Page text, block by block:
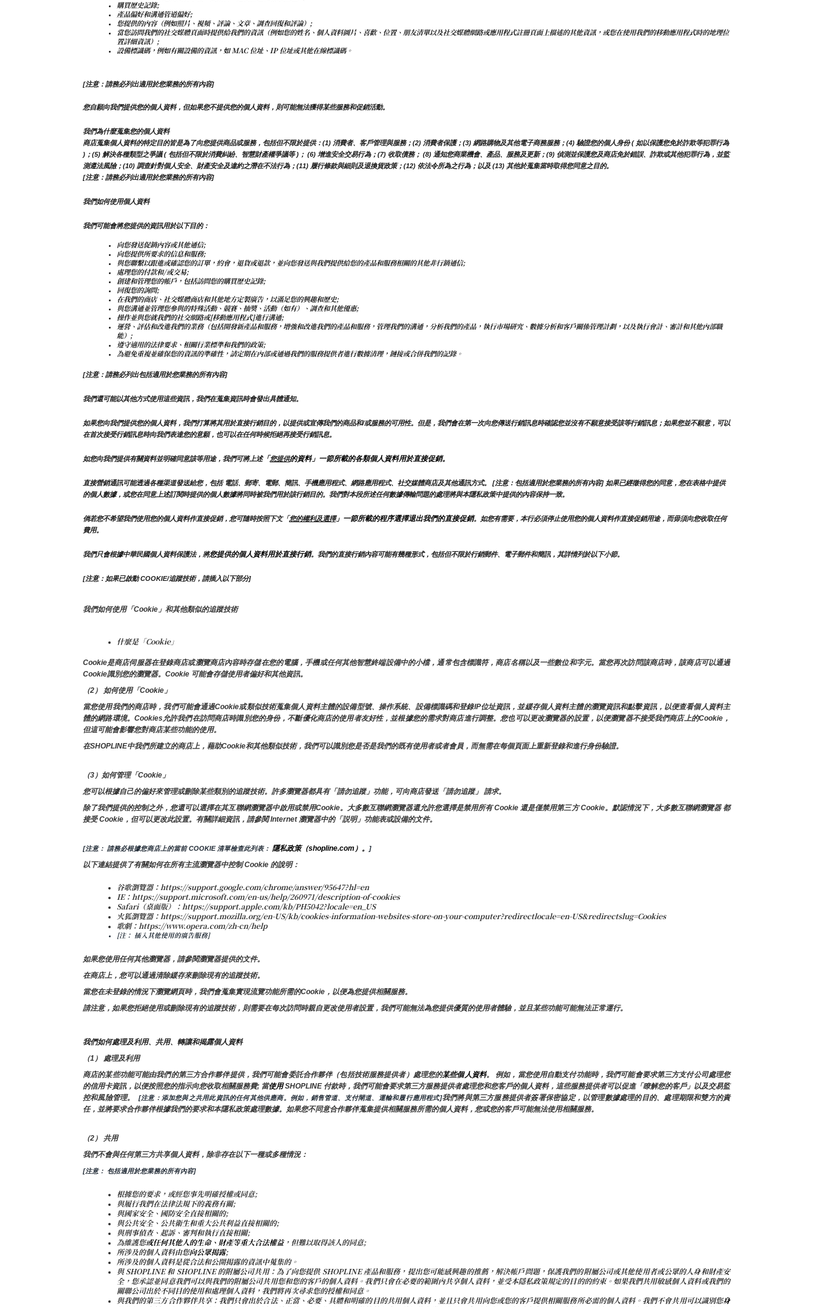
購買歷史記錄;
產品偏好和溝通管道偏好;
您提供的內容（例如照片、視頻、評論、文章、調查回復和評論）;
當您訪問我們的社交媒體頁面時提供給我們的資訊（例如您的姓名、個人資料圖片、喜歡、位置、朋友清單以及社交媒體網路或應用程式註冊頁面上描述的其他資訊，或您在使用我們的移動應用程式時的地理位
置詳細資訊）;
設備標識碼，例如有關設備的資訊，如 MAC 位址、IP 位址或其他在線標識碼。
[注意：請務必列出適用於您業務的所有內容]
您自願向我們提供您的個人資料，但如果您不提供您的個人資料，則可能無法獲得某些服務和促銷活動。
我們為什麼蒐集您的個人資料
商店蒐集個人資料的特定目的皆是為了向您提供商品或服務，包括但不限於提供：(1) 消費者、客戶管理與服務；(2) 消費者保護；(3) 網路購物及其他電子商務服務；(4) 驗證您的個人身份 ( 如以保護您免於詐欺等犯罪行為
)；(5) 解決各種類型之爭議 ( 包括但不限於消費糾紛、智慧財產權爭議等 )； (6) 增進安全交易行為；(7) 收取債務； (8) 通知您商業機會、產品、服務及更新；(9) 偵測並保護您及商店免於錯誤、詐欺或其他犯罪行為，並監
測遵法風險；(10) 調查針對個人安全、財產安全及違約之潛在不法行為；(11) 履行條款與細則及退換貨政策；(12) 依法令所為之行為；以及 (13) 其他於蒐集當時取得您同意之目的。
[注意：請務必列出適用於您業務的所有內容]
我們如何使用個人資料
我們可能會將您提供的資訊用於以下目的：
向您發送促銷內容或其他通信;
向您提供所要求的信息和服務;
與您聯繫以跟進或確認您的訂單，約會，退貨或退款，並向您發送與我們提供給您的產品和服務相關的其他非行銷通信;
處理您的付款和/或交易;
創建和管理您的帳戶，包括訪問您的購買歷史記錄;
回復您的詢問;
在我們的商店、社交媒體商店和其他地方定製廣告，以滿足您的興趣和歷史;
與您溝通並管理您參與的特殊活動、競賽、抽獎、活動（如有）、調查和其他優惠;
操作並與您就我們的社交網路或[移動應用程式]進行溝通;
運營、評估和改進我們的業務（包括開發新產品和服務，增強和改進我們的產品和服務，管理我們的溝通，分析我們的產品，執行市場研究、數據分析和客戶關係管理計劃，以及執行會計、審計和其他內部職
能）;
遵守適用的法律要求、相關行業標準和我們的政策;
為避免重複並確保您的資訊的準確性，請定期在內部或通過我們的服務提供者進行數據清理，鏈接或合併我們的記錄。
[注意：請務必列出包括適用於您業務的所有內容]
我們還可能以其他方式使用這些資訊，我們在蒐集資訊時會發出具體通知。
如果您向我們提供您的個人資料，我們打算將其用於直接行銷目的，以提供或宣傳我們的商品和/或服務的可用性。但是，我們會在第一次向您傳送行銷訊息時確認您並沒有不願意接受該等行銷訊息；如果您並不願意，可以
在首次接受行銷訊息時向我們表達您的意願，也可以在任何時候拒絕再接受行銷訊息。
如您向我們提供有關資料並明確同意該等用途，我們可將上述「您提供的資料」一節所載的各類個人資料用於直接促銷。
直接營銷通訊可能透過各種渠道發送給您，包括 電話、郵寄、電郵、簡訊、手機應用程式、網路應用程式、社交媒體商店及其他通訊方式。 [注意：包括適用於您業務的所有內容] 如果已經徵得您的同意，您在表格中提供
的個人數據，或您在同意上述訂閱時提供的個人數據將同時被我們用於該行銷目的。我們對本段所述任何數據傳輸問題的處理將與本隱私政策中提供的內容保持一致。
倘若您不希望我們使用您的個人資料作直接促銷，您可隨時按照下文「您的權利及選擇」一節所載的程序選擇退出我們的直接促銷。如您有需要，本行必須停止使用您的個人資料作直接促銷用途，而毋須向您收取任何
費用。
我們只會根據中華民國個人資料保護法，將您提供的個人資料用於直接行銷。我們的直接行銷內容可能有幾種形式，包括但不限於行銷郵件、電子郵件和簡訊，其詳情列於以下小節。
[注意：如果已啟動 COOKIE/追蹤技術，請插入以下部分]
我們如何使用「Cookie」和其他類似的追蹤技術
什麼是「Cookie」
Cookie是商店伺服器在登錄商店或瀏覽商店內容時存儲在您的電腦，手機或任何其他智慧終端設備中的小檔，通常包含標識符，商店名稱以及一些數位和字元。當您再次訪問該商店時，該商店可以通過
Cookie識別您的瀏覽器。Cookie 可能會存儲使用者偏好和其他資訊。
（2） 如何使用「Cookie」
當您使用我們的商店時，我們可能會通過Cookie或類似技術蒐集個人資料主體的設備型號、操作系統、設備標識碼和登錄IP位址資訊，並緩存個人資料主體的瀏覽資訊和點擊資訊，以便查看個人資料主
體的網路環境。Cookies允許我們在訪問商店時識別您的身份，不斷優化商店的使用者友好性，並根據您的需求對商店進行調整。您也可以更改瀏覽器的設置，以便瀏覽器不接受我們商店上的Cookie，
但這可能會影響您對商店某些功能的使用。
在SHOPLINE中我們所建立的商店上，藉助Cookie和其他類似技術，我們可以識別您是否是我們的既有使用者或者會員，而無需在每個頁面上重新登錄和進行身份驗證。
（3）如何管理「Cookie」
您可以根據自己的偏好來管理或刪除某些類別的追蹤技術。許多瀏覽器都具有「請勿追蹤」功能，可向商店發送「請勿追蹤」 請求。
除了我們提供的控制之外，您還可以選擇在其互聯網瀏覽器中啟用或禁用Cookie。大多數互聯網瀏覽器還允許您選擇是禁用所有 Cookie 還是僅禁用第三方 Cookie。默認情況下，大多數互聯網瀏覽器 都
接受 Cookie，但可以更改此設置。有關詳細資訊，請參閱 Internet 瀏覽器中的「説明」功能表或設備的文件。
[注意： 請務必根據您商店上的當前 COOKIE 清單檢查此列表： 隱私政策（shopline.com）。 ]
以下連結提供了有關如何在所有主流瀏覽器中控制 Cookie 的說明：
谷歌瀏覽器：https://support.google.com/chrome/answer/95647?hl=en
IE：https://support.microsoft.com/en-us/help/260971/description-of-cookies
Safari（桌面版）：https://support.apple.com/kb/PH5042?locale=en_US
火狐瀏覽器：https://support.mozilla.org/en-US/kb/cookies-information-websites-store-on-your-computer?redirectlocale=en-US&redirectslug=Cookies
歌劇：https://www.opera.com/zh-cn/help
[注： 插入其他使用的廣告服務]
如果您使用任何其他瀏覽器，請參閱瀏覽器提供的文件。
在商店上，您可以通過清除緩存來刪除現有的追蹤技術。
當您在未登錄的情況下瀏覽網頁時，我們會蒐集實現流覽功能所需的Cookie，以便為您提供相關服務。
請注意，如果您拒絕使用或刪除現有的追蹤技術，則需要在每次訪問時親自更改使用者設置，我們可能無法為您提供優質的使用者體驗，並且某些功能可能無法正常運行。
我們如何處理及利用、共用、轉讓和揭露個人資料
（1） 處理及利用
商店的某些功能可能由我們的第三方合作夥伴提供，我們可能會委託合作夥伴（包括技術服務提供者）處理您的某些個人資料。 例如，當您使用自動支付功能時，我們可能會要求第三方支付公司處理您
的信用卡資訊，以便按照您的指示向您收取相關服務費; 當使用 SHOPLINE 付款時，我們可能會要求第三方服務提供者處理您和您客戶的個人資料，這些服務提供者可以促進「瞭解您的客戶」以及交易監
控和風險管理。
[注意：添加您與之共用此資訊的任何其他供應商。例如，銷售管道、支付閘道、運輸和履行應用程式]我們將與第三方服務提供者簽署保密協定，以管理數據處理的目的、處理期限和雙方的責
任，並將要求合作夥伴根據我們的要求和本隱私政策處理數據。如果您不同意合作夥伴蒐集提供相關服務所需的個人資料，您或您的客戶可能無法使用相關服務。
（2） 共用
我們不會與任何第三方共享個人資料，除非存在以下一種或多種情況：
[注意： 包括適用於您業務的所有內容]
根據您的要求，或經您事先明確授權或同意;
與履行我們在法律法規下的義務有關;
與國家安全、國防安全直接相關的;
與公共安全、公共衛生和重大公共利益直接相關的;
與刑事偵查、起訴、審判和執行直接相關;
為維護您或任何其他人的生命、財產等重大合法權益，但難以取得該人的同意;
所涉及的個人資料由您向公眾揭露;
所涉及的個人資料是從合法和公開揭露的資訊中蒐集的。
與 SHOPLINE 和 SHOPLINE 的附屬公司共用：為了向您提供 SHOPLINE 產品和服務，提出您可能感興趣的推薦，解決帳戶問題，保護我們的附屬公司或其他使用者或公眾的人身和財產安
全，您承認並同意我們可以與我們的附屬公司共用您和您的客戶的個人資料。我們只會在必要的範圍內共享個人資料，並受本隱私政策規定的目的的約束。如果我們共用敏感個人資料或我們的
關聯公司出於不同目的使用和處理個人資料，我們將再次尋求您的授權和同意。
與我們的第三方合作夥伴共享：我們只會出於合法、正當、必要、具體和明確的目的共用個人資料，並且只會共用向您或您的客戶提供相關服務所必需的個人資料。我們不會共用可以識別您身